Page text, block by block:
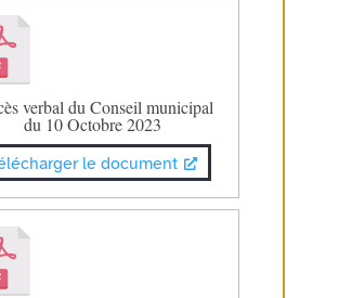
verbal du Conseil municipal
du 10 Octobre 2023
le document